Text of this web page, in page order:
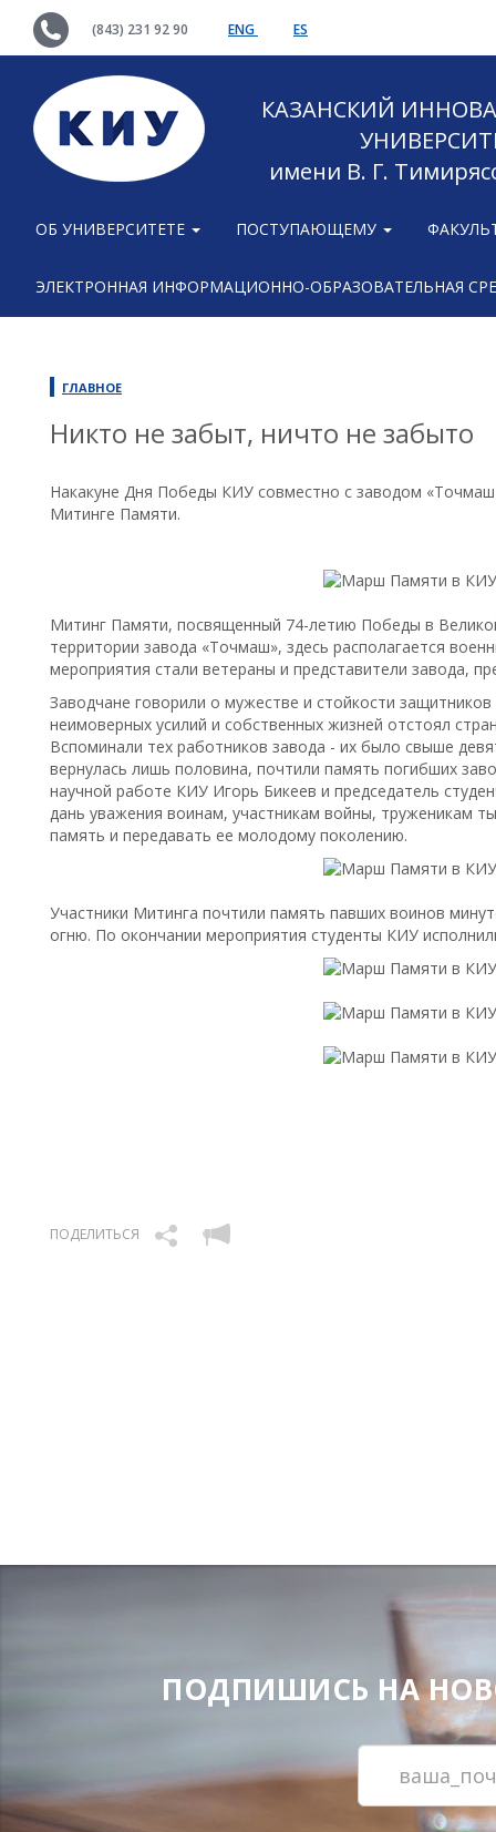
(843) 231 92 90 ENG ES
КАЗАНСКИЙ
имени В. Г.
ОБ УНИВЕРСИТЕТЕ ПОСТУПАЮЩЕМУ
ЭЛЕКТРОННАЯ ИНФОРМАЦИОННО-ОБРАЗОВАТЕЛЬНАЯ
ГЛАВНОЕ
Никто не забыт, ничто не забыто
Накакуне Дня Победы КИУ совместно с заводом
Митинге Памяти.
Митинг Памяти, посвященный 74-летию Победы в
территории завода «Точмаш», здесь располагается
мероприятия стали ветераны и представители завода,
Заводчане говорили о мужестве и стойкости
неимоверных усилий и собственных жизней отстоял
Вспоминали тех работников завода - их было свыше
вернулась лишь половина, почтили память погибших
научной работе КИУ Игорь Бикеев и председатель
дань уважения воинам, участникам войны, труженикам
память и передавать ее молодому поколению.
Участники Митинга почтили память павших воинов
огню. По окончании мероприятия студенты КИУ
ПОДЕЛИТЬСЯ
ПОДПИШИСЬ НА